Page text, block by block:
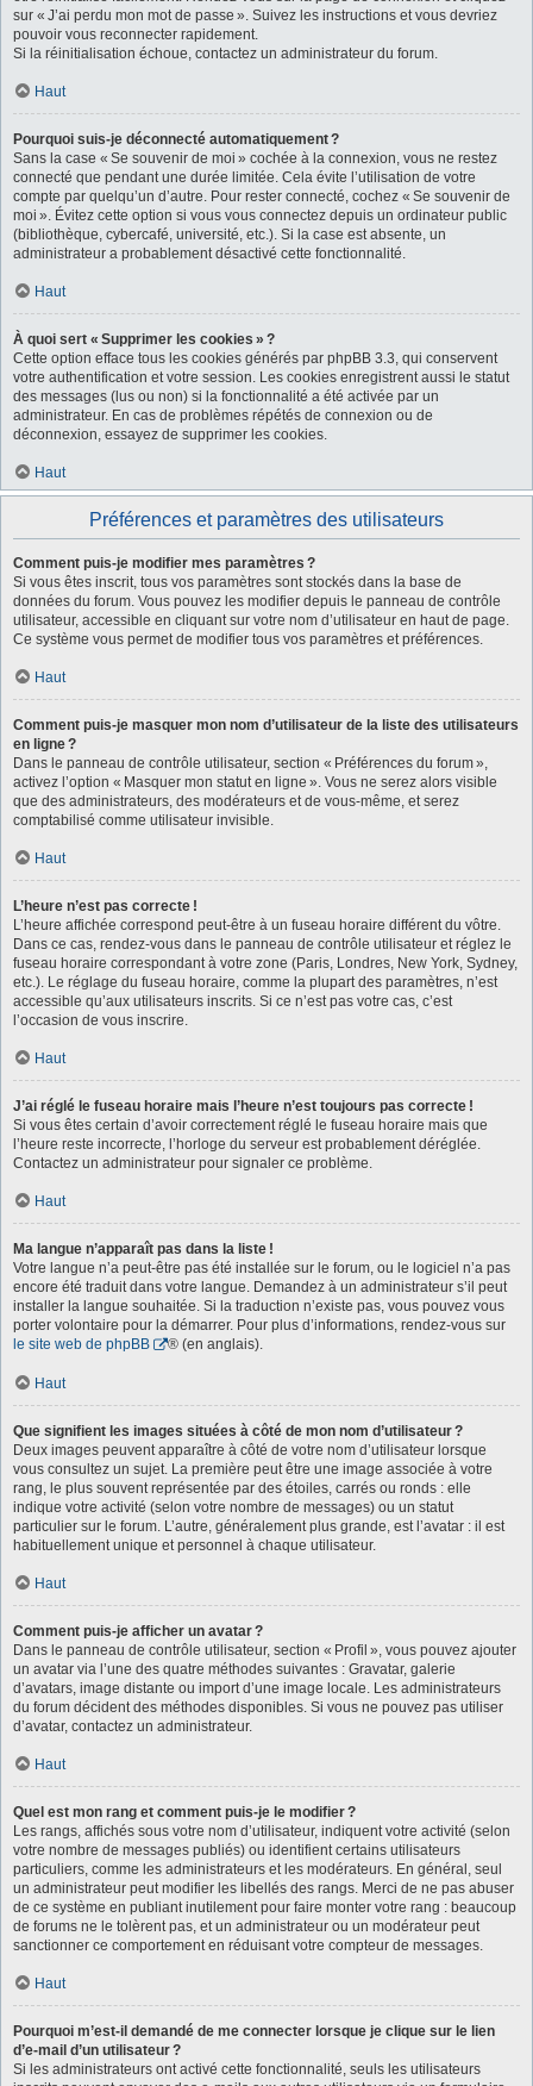
sur « J’ai perdu mon mot de passe ». Suivez les instructions et vous devriez
pouvoir vous reconnecter rapidement.
Si la réinitialisation échoue, contactez un administrateur du forum.
Haut
Pourquoi suis-je déconnecté automatiquement ?
Sans la case « Se souvenir de moi » cochée à la connexion, vous ne restez
connecté que pendant une durée limitée. Cela évite l’utilisation de votre
compte par quelqu’un d’autre. Pour rester connecté, cochez « Se souvenir de
moi ». Évitez cette option si vous vous connectez depuis un ordinateur public
(bibliothèque, cybercafé, université, etc.). Si la case est absente, un
administrateur a probablement désactivé cette fonctionnalité.
Haut
À quoi sert « Supprimer les cookies » ?
Cette option efface tous les cookies générés par phpBB 3.3, qui conservent
votre authentification et votre session. Les cookies enregistrent aussi le statut
des messages (lus ou non) si la fonctionnalité a été activée par un
administrateur. En cas de problèmes répétés de connexion ou de
déconnexion, essayez de supprimer les cookies.
Haut
Préférences et paramètres des utilisateurs
Comment puis-je modifier mes paramètres ?
Si vous êtes inscrit, tous vos paramètres sont stockés dans la base de
données du forum. Vous pouvez les modifier depuis le panneau de contrôle
utilisateur, accessible en cliquant sur votre nom d’utilisateur en haut de page.
Ce système vous permet de modifier tous vos paramètres et préférences.
Haut
Comment puis-je masquer mon nom d’utilisateur de la liste des utilisateurs
en ligne ?
Dans le panneau de contrôle utilisateur, section « Préférences du forum »,
activez l’option « Masquer mon statut en ligne ». Vous ne serez alors visible
que des administrateurs, des modérateurs et de vous-même, et serez
comptabilisé comme utilisateur invisible.
Haut
L’heure n’est pas correcte !
L’heure affichée correspond peut-être à un fuseau horaire différent du vôtre.
Dans ce cas, rendez-vous dans le panneau de contrôle utilisateur et réglez le
fuseau horaire correspondant à votre zone (Paris, Londres, New York, Sydney,
etc.). Le réglage du fuseau horaire, comme la plupart des paramètres, n’est
accessible qu’aux utilisateurs inscrits. Si ce n’est pas votre cas, c’est
l’occasion de vous inscrire.
Haut
J’ai réglé le fuseau horaire mais l’heure n’est toujours pas correcte !
Si vous êtes certain d’avoir correctement réglé le fuseau horaire mais que
l’heure reste incorrecte, l’horloge du serveur est probablement déréglée.
Contactez un administrateur pour signaler ce problème.
Haut
Ma langue n’apparaît pas dans la liste !
Votre langue n’a peut-être pas été installée sur le forum, ou le logiciel n’a pas
encore été traduit dans votre langue. Demandez à un administrateur s’il peut
installer la langue souhaitée. Si la traduction n’existe pas, vous pouvez vous
porter volontaire pour la démarrer. Pour plus d’informations, rendez-vous sur
le site web de phpBB
® (en anglais).
Haut
Que signifient les images situées à côté de mon nom d’utilisateur ?
Deux images peuvent apparaître à côté de votre nom d’utilisateur lorsque
vous consultez un sujet. La première peut être une image associée à votre
rang, le plus souvent représentée par des étoiles, carrés ou ronds : elle
indique votre activité (selon votre nombre de messages) ou un statut
particulier sur le forum. L’autre, généralement plus grande, est l’avatar : il est
habituellement unique et personnel à chaque utilisateur.
Haut
Comment puis-je afficher un avatar ?
Dans le panneau de contrôle utilisateur, section « Profil », vous pouvez ajouter
un avatar via l’une des quatre méthodes suivantes : Gravatar, galerie
d’avatars, image distante ou import d’une image locale. Les administrateurs
du forum décident des méthodes disponibles. Si vous ne pouvez pas utiliser
d’avatar, contactez un administrateur.
Haut
Quel est mon rang et comment puis-je le modifier ?
Les rangs, affichés sous votre nom d’utilisateur, indiquent votre activité (selon
votre nombre de messages publiés) ou identifient certains utilisateurs
particuliers, comme les administrateurs et les modérateurs. En général, seul
un administrateur peut modifier les libellés des rangs. Merci de ne pas abuser
de ce système en publiant inutilement pour faire monter votre rang : beaucoup
de forums ne le tolèrent pas, et un administrateur ou un modérateur peut
sanctionner ce comportement en réduisant votre compteur de messages.
Haut
Pourquoi m’est-il demandé de me connecter lorsque je clique sur le lien
d’e-mail d’un utilisateur ?
Si les administrateurs ont activé cette fonctionnalité, seuls les utilisateurs